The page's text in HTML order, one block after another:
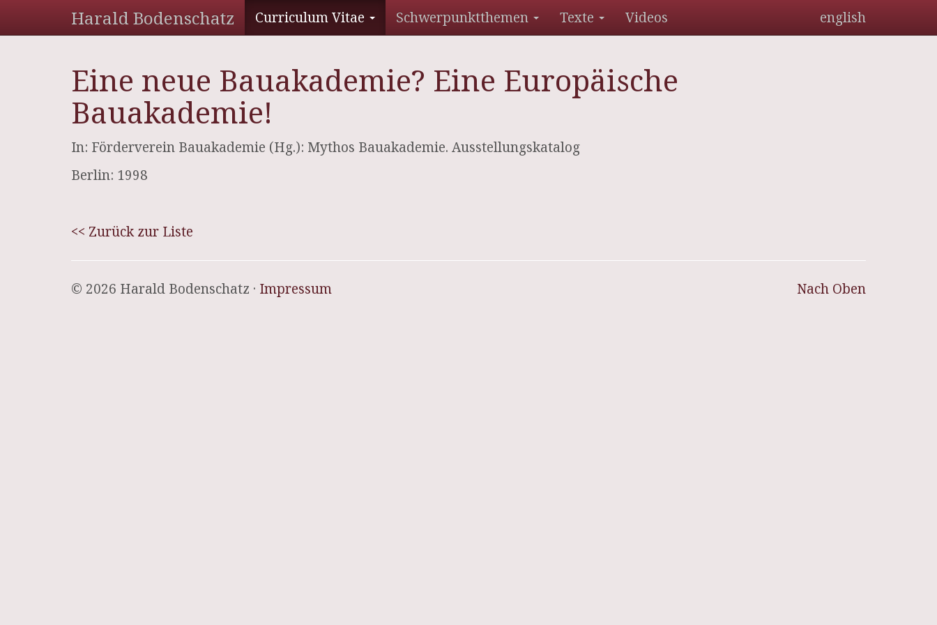
Harald Bodenschatz Curriculum Vitae Schwerpunktthemen Texte Videos english
Eine neue Bauakademie? Eine Europäische
Bauakademie!
In: Förderverein Bauakademie (Hg.): Mythos Bauakademie. Ausstellungskatalog
Berlin: 1998
<< Zurück zur Liste
Nach Oben
© 2026 Harald Bodenschatz · Impressum